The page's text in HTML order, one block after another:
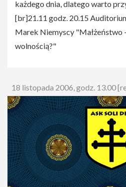
każdego dnia, dlatego warto
[br]21.11 godz. 20.15
Marek Niemyscy "Małżeństwo
wolnością?"
18 listopada 2006, godz. 13.00